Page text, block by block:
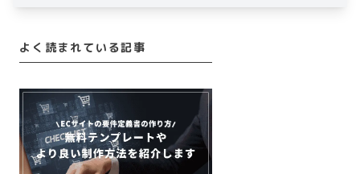
よく読まれている記事